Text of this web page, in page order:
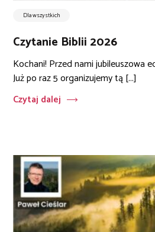
Dla wszystkich
Czytanie Biblii 2026
Kochani! Przed nami jubileuszowa
Już po raz 5 organizujemy tą [...]
Czytaj dalej